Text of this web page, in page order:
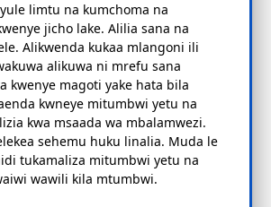
limtu na kumchoma na
jicho lake. Alilia sana na
Alikwenda kukaa mlangoni ili
alikuwa ni mrefu sana
kwenye magoti yake hata bila
kwneye mitumbwi yetu na
kwa msaada wa mbalamwezi.
sehemu huku linalia. Muda le
tukamaliza mitumbwi yetu na
wawili kila mtumbwi.